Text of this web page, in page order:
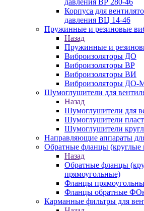
давления ВР 280-46
Корпуса для
давления ВЦ 14-46
Пружинные и резиновые
Назад
Пружинные и
Виброизоляторы ДО
Виброизоляторы ВР
Виброизоляторы ВИ
Виброизоляторы ДО-
Шумоглушители для
Назад
Шумоглушители для
Шумоглушители
Шумоглушители
Направляющие аппараты
Обратные фланцы (круглые
Назад
Обратные фланцы
прямоугольные)
Фланцы
Фланцы обратные
Карманные фильтры для